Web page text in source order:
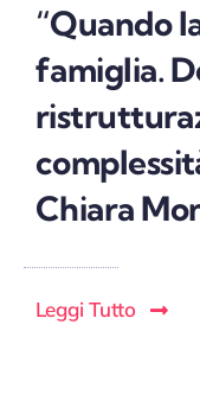
“Quando
famiglia.
Chiara
Leggi Tutto